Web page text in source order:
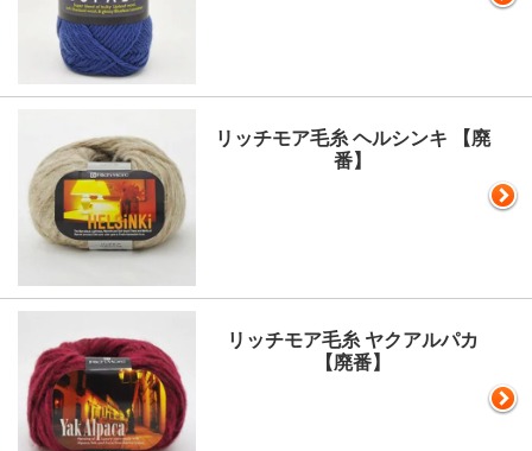
リッチモア毛糸 ヘルシンキ 【廃
番】
リッチモア毛糸 ヤクアルパカ
【廃番】